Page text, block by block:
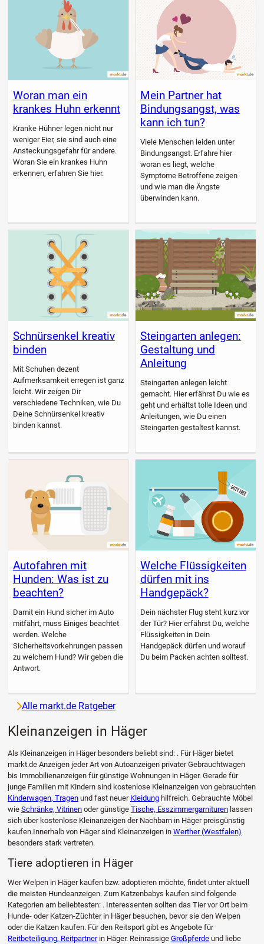
Woran man ein
krankes Huhn erkennt
Kranke Hühner legen nicht nur
weniger Eier, sie sind auch eine
Ansteckungsgefahr für andere.
Woran Sie ein krankes Huhn
erkennen, erfahren Sie hier.
Mein Partner hat
Bindungsangst, was
kann ich tun?
Viele Menschen leiden unter
Bindungsangst. Erfahre hier
woran es liegt, welche
Symptome Betroffene zeigen
und wie man die Ängste
überwinden kann.
Schnürsenkel kreativ
binden
Mit Schuhen dezent
Aufmerksamkeit erregen ist ganz
leicht. Wir zeigen Dir
verschiedene Techniken, wie Du
Deine Schnürsenkel kreativ
binden kannst.
Steingarten anlegen:
Gestaltung und
Anleitung
Steingarten anlegen leicht
gemacht. Hier erfährst Du wie es
geht und erhältst tolle Ideen und
Anleitungen, wie Du einen
Steingarten gestaltest kannst.
Autofahren mit
Hunden: Was ist zu
beachten?
Damit ein Hund sicher im Auto
mitfährt, muss Einiges beachtet
werden. Welche
Sicherheitsvorkehrungen passen
zu welchem Hund? Wir geben die
Antwort.
Welche Flüssigkeiten
dürfen mit ins
Handgepäck?
Dein nächster Flug steht kurz vor
der Tür? Hier erfährst Du, welche
Flüssigkeiten in Dein
Handgepäck dürfen und worauf
Du beim Packen achten solltest.
Alle markt.de Ratgeber
Kleinanzeigen in Häger
Als Kleinanzeigen in Häger besonders beliebt sind: . Für Häger bietet
markt.de Anzeigen jeder Art von Autoanzeigen privater Gebrauchtwagen
bis Immobilienanzeigen für günstige Wohnungen in Häger. Gerade für
junge Familien mit Kindern sind kostenlose Kleinanzeigen von gebrauchten
Kinderwagen, Tragenund fast neuer Kleidunghilfreich. Gebrauchte Möbel
wie Schränke, Vitrinenoder günstige Tische, Esszimmergarniturenlassen
sich über kostenlose Kleinanzeigen der Nachbarn in Häger preisgünstig
kaufen.Innerhalb von Häger sind Kleinanzeigen in Werther (Westfalen)
besonders stark vertreten.
Tiere adoptieren in Häger
Wer Welpen in Häger kaufen bzw. adoptieren möchte, findet unter aktuell
die meisten Hundeanzeigen. Zum Katzenbabys kaufen sind folgende
Kategorien am beliebtesten: . Interessenten sollten das Tier vor Ort beim
Hunde- oder Katzen-Züchter in Häger besuchen, bevor sie den Welpen
oder die Katzen kaufen. Für den Reitsport gibt es Angebote für
Reitbeteiligung, Reitpartnerin Häger. Reinrassige Großpferdeund liebe